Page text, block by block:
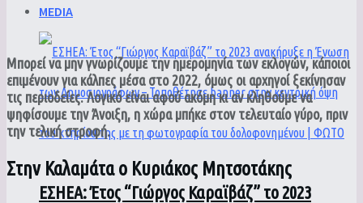
MEDIA
ΕΣΗΕΑ: Έτος “Γιώργος Καραϊβάζ” το 2023
Μπορεί να μην γνωρίζουμε την ημερομηνία των εκλογών, κάποιοι
επιμένουν για κάλπες μέσα στο 2022, όμως οι αρχηγοί ξεκίνησαν
τις περιοδείες. Λογικό είναι αφού ακόμη κι αν κληθούμε να
ψηφίσουμε την Άνοιξη, η χώρα μπήκε στον τελευταίο γύρο, πριν
την τελική στροφή.
Στην Καλαμάτα ο Κυριάκος Μητσοτάκης